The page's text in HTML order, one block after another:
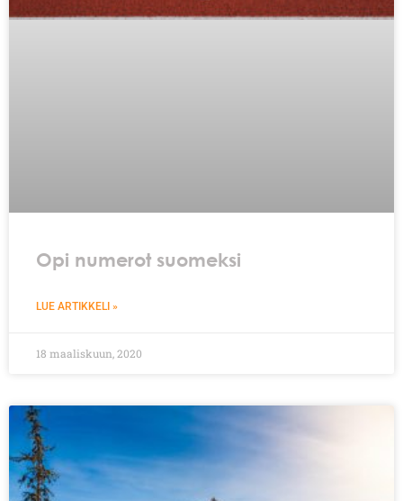
Opi numerot suomeksi
LUE ARTIKKELI »
18 maaliskuun, 2020